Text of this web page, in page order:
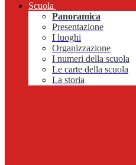
Scuola
Panoramica
Presentazione
I luoghi
Organizzazione
I numeri della scuola
Le carte della scuola
La storia